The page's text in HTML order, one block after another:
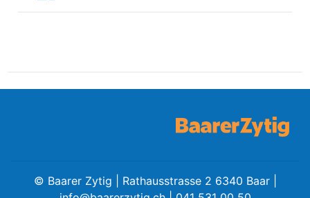
© Baarer Zytig | Rathausstrasse 2 6340 Baar |